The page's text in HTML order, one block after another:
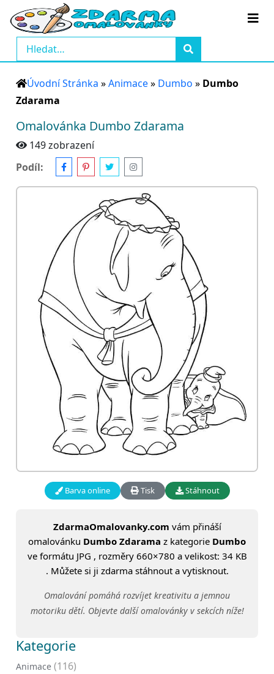
Úvodní Stránka »Animace» Dumbo » Dumbo
Zdarama
Omalovánka Dumbo Zdarama
149 zobrazení
Podíl:
Barva online Tisk Stáhnout
ZdarmaOmalovanky.com vám přináší
omalovánku Dumbo Zdarama z kategorie Dumbo
ve formátu JPG , rozměry 660×780 a velikost: 34 KB
. Můžete si ji zdarma stáhnout a vytisknout.
Omalování pomáhá rozvíjet kreativitu a jemnou
motoriku dětí. Objevte další omalovánky v sekcích níže!
Kategorie
Animace (116)